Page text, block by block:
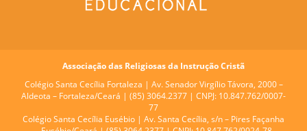
Associação das Religiosas da Instrução Cristã
Colégio Santa Cecília Fortaleza | Av. Senador Virgílio Távora, 2000 –
Aldeota – Fortaleza/Ceará | (85) 3064.2377 | CNPJ: 10.847.762/0007-
77
Colégio Santa Cecília Eusébio | Av. Santa Cecília, s/n – Pires Façanha